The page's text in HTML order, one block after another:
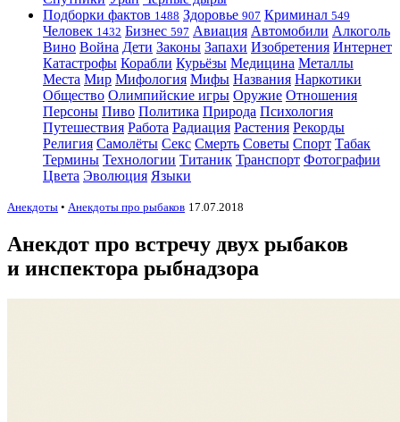
Подборки фактов 1488 Здоровье 907 Криминал 549
Человек 1432 Бизнес 597 Авиация Автомобили Алкоголь
Вино Война Дети Законы Запахи Изобретения Интернет
Катастрофы Корабли Курьёзы Медицина Металлы
Места Мир Мифология Мифы Названия Наркотики
Общество Олимпийские игры Оружие Отношения
Персоны Пиво Политика Природа Психология
Путешествия Работа Радиация Растения Рекорды
Религия Самолёты Секс Смерть Советы Спорт Табак
Термины Технологии Титаник Транспорт Фотографии
Цвета Эволюция Языки
Анекдоты • Анекдоты про рыбаков 17.07.2018
Анекдот про встречу двух рыбаков
и инспектора рыбнадзора